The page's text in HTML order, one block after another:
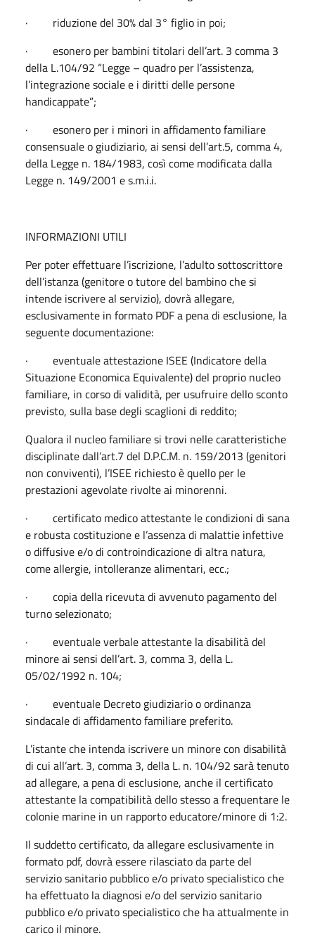
· riduzione del 30% dal 3° figlio in poi;
· esonero per bambini titolari dell’art. 3 comma 3
della L.104/92 “Legge – quadro per l’assistenza,
l’integrazione sociale e i diritti delle persone
handicappate”;
· esonero per i minori in affidamento familiare
consensuale o giudiziario, ai sensi dell’art.5, comma 4,
della Legge n. 184/1983, così come modificata dalla
Legge n. 149/2001 e s.m.i.i.
INFORMAZIONI UTILI
Per poter effettuare l’iscrizione, l’adulto sottoscrittore
dell’istanza (genitore o tutore del bambino che si
intende iscrivere al servizio), dovrà allegare,
esclusivamente in formato PDF a pena di esclusione, la
seguente documentazione:
· eventuale attestazione ISEE (Indicatore della
Situazione Economica Equivalente) del proprio nucleo
familiare, in corso di validità, per usufruire dello sconto
previsto, sulla base degli scaglioni di reddito;
Qualora il nucleo familiare si trovi nelle caratteristiche
disciplinate dall’art.7 del D.P.C.M. n. 159/2013 (genitori
non conviventi), l’ISEE richiesto è quello per le
prestazioni agevolate rivolte ai minorenni.
· certificato medico attestante le condizioni di sana
e robusta costituzione e l’assenza di malattie infettive
o diffusive e/o di controindicazione di altra natura,
come allergie, intolleranze alimentari, ecc.;
· copia della ricevuta di avvenuto pagamento del
turno selezionato;
· eventuale verbale attestante la disabilità del
minore ai sensi dell’art. 3, comma 3, della L.
05/02/1992 n. 104;
· eventuale Decreto giudiziario o ordinanza
sindacale di affidamento familiare preferito.
L’istante che intenda iscrivere un minore con disabilità
di cui all’art. 3, comma 3, della L. n. 104/92 sarà tenuto
ad allegare, a pena di esclusione, anche il certificato
attestante la compatibilità dello stesso a frequentare le
colonie marine in un rapporto educatore/minore di 1:2.
Il suddetto certificato, da allegare esclusivamente in
formato pdf, dovrà essere rilasciato da parte del
servizio sanitario pubblico e/o privato specialistico che
ha effettuato la diagnosi e/o del servizio sanitario
pubblico e/o privato specialistico che ha attualmente in
carico il minore.